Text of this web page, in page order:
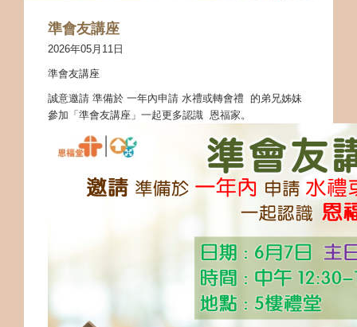
準會友講座
2026年05月11日
準會友講座
誠意邀請 準備於 一年內申請 水禮或轉會禮 的弟兄姊妹
參加「準會友講座」一起更多認識 恩福家。